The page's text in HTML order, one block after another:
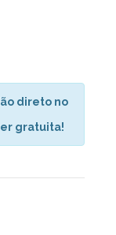
direto no
gratuita!